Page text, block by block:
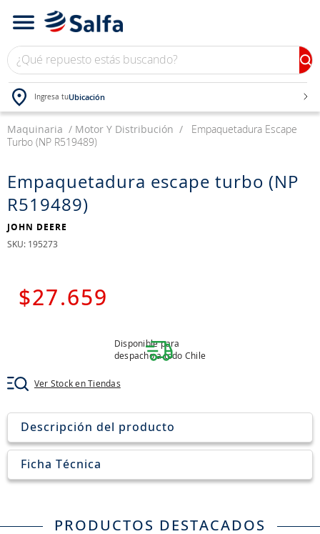
¿Qué repuesto estás buscando?
Ingresa tuUbicación
Maquinaria Motor Y Distribución
Empaquetadura Escape
Turbo (NP R519489)
Empaquetadura escape turbo (NP
R519489)
JOHN DEERE
: 195273
$27 .659
Disponible para
despacho a todo Chile
Ver Stock en Tiendas
Descripción del producto
Ficha Técnica
PRODUCTOS DESTACADOS
TÉRMINOS MÁS BUSCADOS
2.
neumáticos
3.
westlake
4.
yokohama
7.
chevrolet
10
jockey john deere